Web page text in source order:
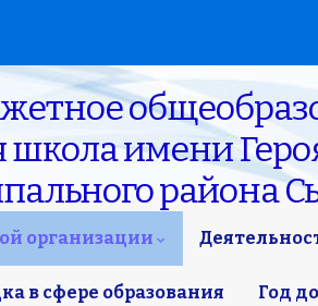
имени
района
организации
в сфере образования Год